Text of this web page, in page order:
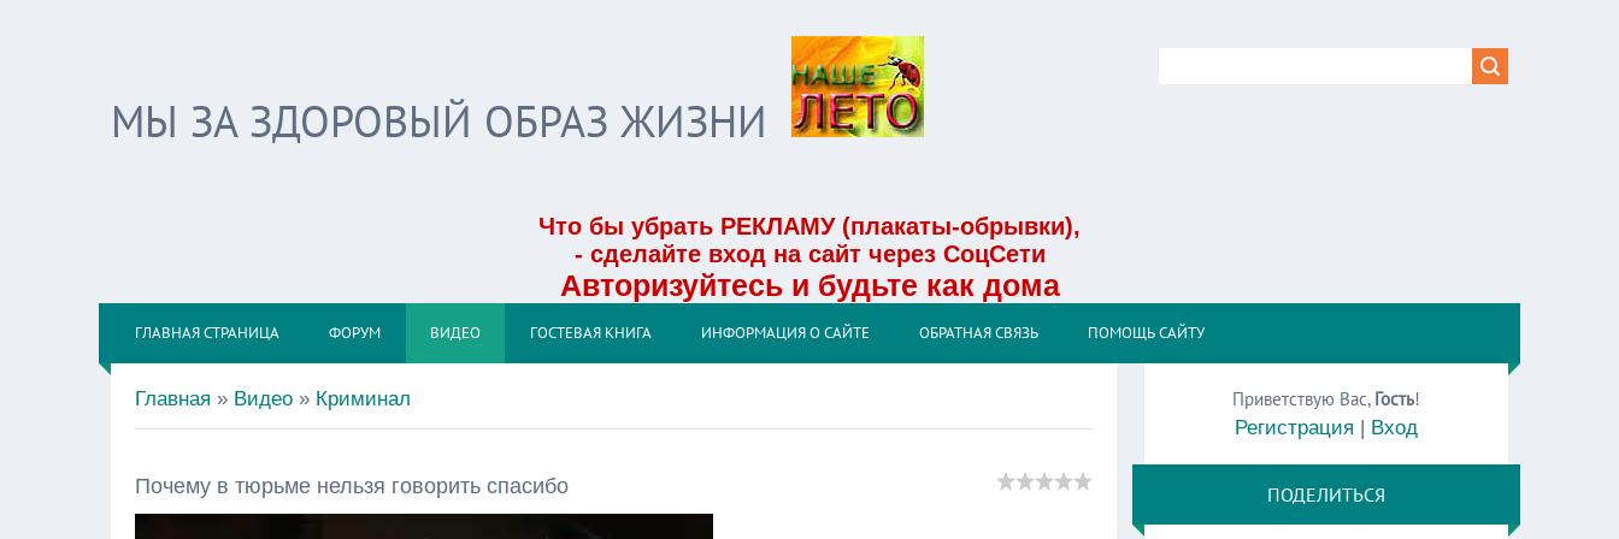
МЫ ЗА ЗДОРОВЫЙ ОБРАЗ ЖИЗНИ
Что бы убрать РЕКЛАМУ (плакаты-обрывки),
- сделайте вход на сайт через СоцСети
Авторизуйтесь и будьте как дома
ГЛАВНАЯ СТРАНИЦА ФОРУМ ВИДЕО ГОСТЕВАЯ КНИГА ИНФОРМАЦИЯ О САЙТЕ ОБРАТНАЯ СВЯЗЬ ПОМОЩЬ САЙТУ
Главная » Видео » Криминал
Почему в тюрьме нельзя говорить спасибо
Приветствую Вас, Гость!
Регистрация | Вход
ПОДЕЛИТЬСЯ